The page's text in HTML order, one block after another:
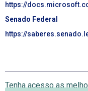
https://
Senado Federal
https://
Tenha acesso as